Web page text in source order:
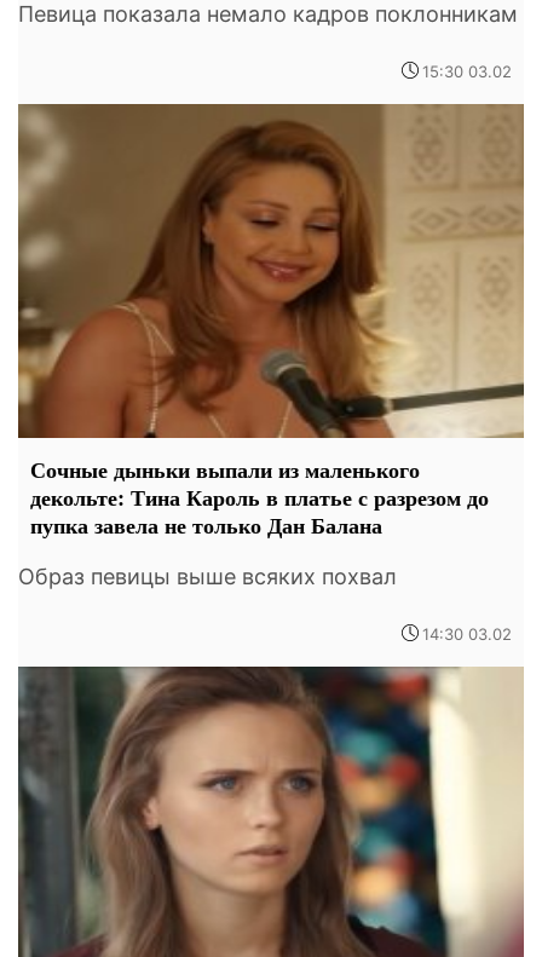
Певица показала немало кадров поклонникам
15:30 03.02
Сочные дыньки выпали из маленького
декольте: Тина Кароль в платье с разрезом до
пупка завела не только Дан Балана
Образ певицы выше всяких похвал
14:30 03.02